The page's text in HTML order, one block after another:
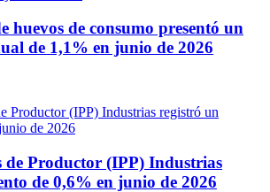
huevos de consumo presentó un
de 1,1% en junio de 2026
de Productor (IPP) Industrias
de 0,6% en junio de 2026